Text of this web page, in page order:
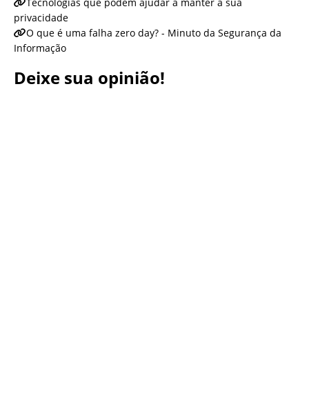
privacidade
O que é uma falha zero day? - Minuto da Segurança da
Informação
Deixe sua opinião!